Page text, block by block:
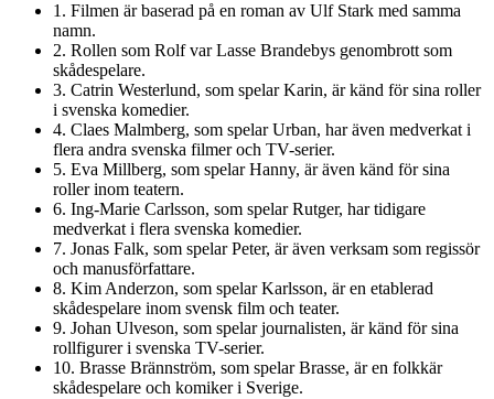
1. Filmen är baserad på en roman av Ulf Stark med samma
namn.
2. Rollen som Rolf var Lasse Brandebys genombrott som
skådespelare.
3. Catrin Westerlund, som spelar Karin, är känd för sina roller
i svenska komedier.
4. Claes Malmberg, som spelar Urban, har även medverkat i
flera andra svenska filmer och TV-serier.
5. Eva Millberg, som spelar Hanny, är även känd för sina
roller inom teatern.
6. Ing-Marie Carlsson, som spelar Rutger, har tidigare
medverkat i flera svenska komedier.
7. Jonas Falk, som spelar Peter, är även verksam som regissör
och manusförfattare.
8. Kim Anderzon, som spelar Karlsson, är en etablerad
skådespelare inom svensk film och teater.
9. Johan Ulveson, som spelar journalisten, är känd för sina
rollfigurer i svenska TV-serier.
10. Brasse Brännström, som spelar Brasse, är en folkkär
skådespelare och komiker i Sverige.